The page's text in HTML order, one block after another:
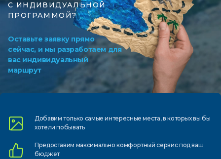
С ИНДИВИДУАЛЬНОЙ
ПРОГРАММОЙ?
Оставьте заявку прямо
сейчас, и мы разработаем для
вас индивидуальный
маршрут
Добавим только самыеинтересные места, в которыхвы бы
хотели побывать
Предоставим максимально комфортныйсервис под ваш
бюджет